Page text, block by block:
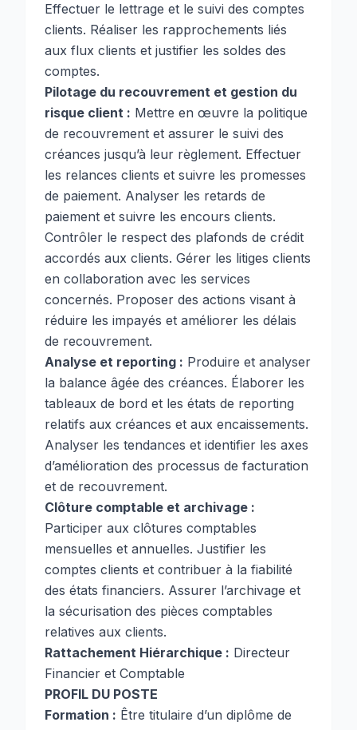
Effectuer le lettrage et le suivi des comptes
clients. Réaliser les rapprochements liés
aux flux clients et justifier les soldes des
comptes.
Pilotage du recouvrement et gestion du
risque client : Mettre en œuvre la politique
de recouvrement et assurer le suivi des
créances jusqu’à leur règlement. Effectuer
les relances clients et suivre les promesses
de paiement. Analyser les retards de
paiement et suivre les encours clients.
Contrôler le respect des plafonds de crédit
accordés aux clients. Gérer les litiges clients
en collaboration avec les services
concernés. Proposer des actions visant à
réduire les impayés et améliorer les délais
de recouvrement.
Analyse et reporting : Produire et analyser
la balance âgée des créances. Élaborer les
tableaux de bord et les états de reporting
relatifs aux créances et aux encaissements.
Analyser les tendances et identifier les axes
d’amélioration des processus de facturation
et de recouvrement.
Clôture comptable et archivage :
Participer aux clôtures comptables
mensuelles et annuelles. Justifier les
comptes clients et contribuer à la fiabilité
des états financiers. Assurer l’archivage et
la sécurisation des pièces comptables
relatives aux clients.
Rattachement Hiérarchique : Directeur
Financier et Comptable
PROFIL DU POSTE
Formation : Être titulaire d’un diplôme de